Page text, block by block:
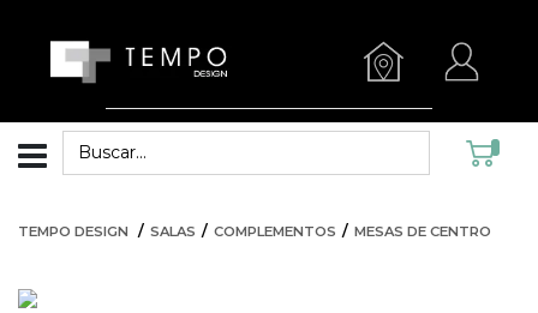
TEMPO DESIGN SALAS COMPLEMENTOS MESAS DE CENTRO